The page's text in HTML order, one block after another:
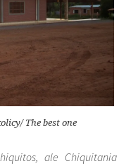
The best one
ale Chiquitania